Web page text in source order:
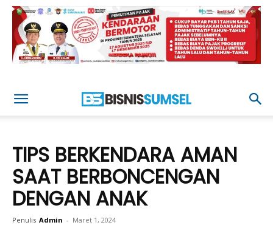
TIPS BERKENDARA AMAN
SAAT BERBONCENGAN
DENGAN ANAK
Penulis Admin - Maret 1, 2024